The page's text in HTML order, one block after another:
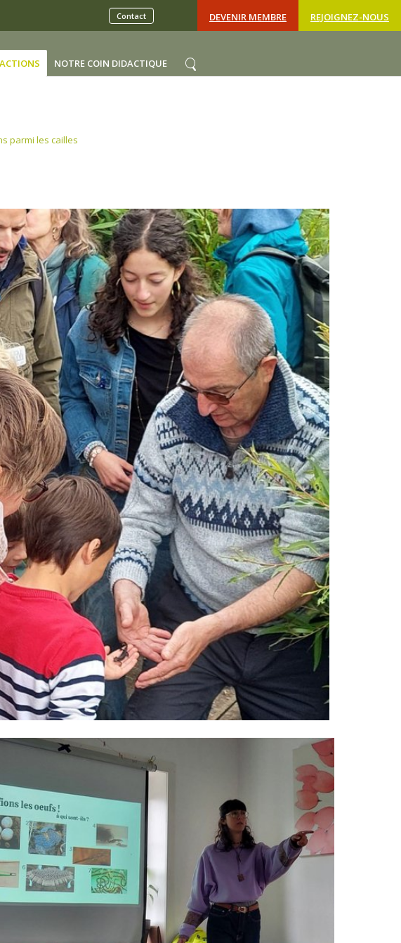
DEVENIR MEMBRE REJOIGNEZ-NOUS
Contact
NOTRE COIN DIDACTIQUE
parmi les cailles